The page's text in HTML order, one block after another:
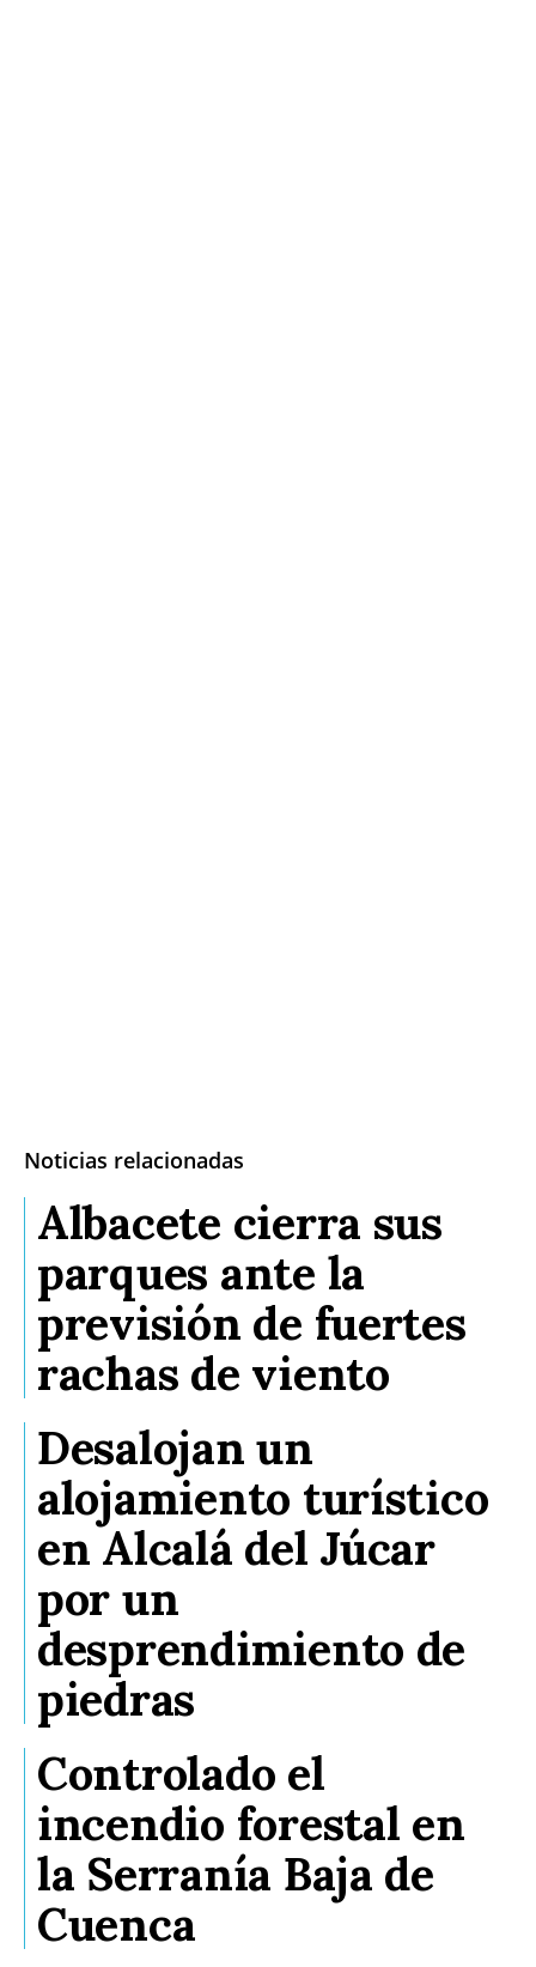
Noticias relacionadas
Albacete cierra sus
parques ante la
previsión de fuertes
rachas de viento
Desalojan un
alojamiento turístico
en Alcalá del Júcar
por un
desprendimiento de
piedras
Controlado el
incendio forestal en
la Serranía Baja de
Cuenca